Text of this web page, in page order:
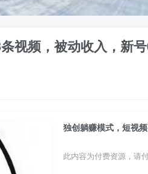
视频，被动收入，新
独创躺赚模式，短视
此内容为付费资源，请